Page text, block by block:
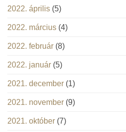
2022. április (5)
2022. március (4)
2022. február (8)
2022. január (5)
2021. december (1)
2021. november (9)
2021. október (7)